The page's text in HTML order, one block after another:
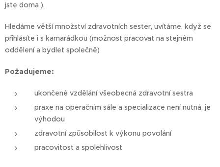
jste doma ).
Hledáme větší množství zdravotních sester, uvítáme, když se
přihlásíte i s kamarádkou (možnost pracovat na stejném
oddělení a bydlet společně)
Požadujeme:
ukončené vzdělání všeobecná zdravotní sestra
praxe na operačním sále a specializace není nutná, je
výhodou
zdravotní způsobilost k výkonu povolání
pracovitost a spolehlivost